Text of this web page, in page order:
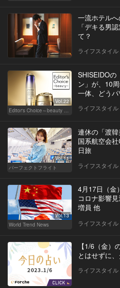
一流ホテル
「デキる男
て？
ライフスタイル
Vol.22
Editor's Choice～beauty & wellness～
SHISEIDOの
ン」が、10
一体、どう
ライフスタイル
Vol.11
パーフェクトフライト
連休の「渡
国系航空会
日旅
ライフスタイル
Vol.13
World Trend News
4月17日（金
コロナ影響
増員 他
ライフスタイル
【1/6（金）
とはせずに
ライフスタイル